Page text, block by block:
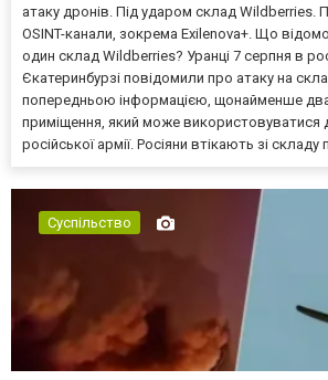
атаку дронів. Під ударом склад Wildberries.
OSINT-канали, зокрема Exilenova+. Що
один склад Wildberries? Уранці 7 серпня в
Єкатеринбурзі повідомили про атаку на
попередньою інформацією, щонайменше
приміщення, який може використовуватися
російської армії. Росіяни втікають зі складу
Суспільство